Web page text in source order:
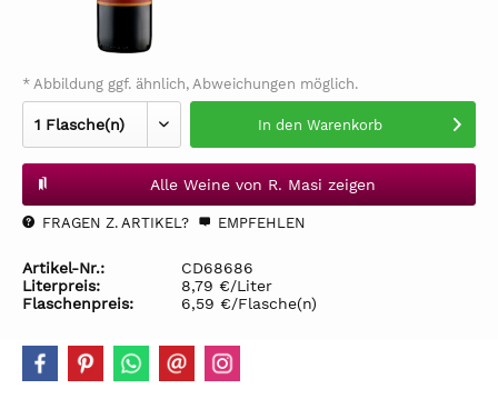
* Abbildung ggf. ähnlich, Abweichungen möglich.
In den Warenkorb
Alle Weine von R. Masi zeigen
FRAGEN Z. ARTIKEL? EMPFEHLEN
Artikel-Nr.:
CD68686
Literpreis:
8,79 €/Liter
Flaschenpreis:
6,59 €/Flasche(n)